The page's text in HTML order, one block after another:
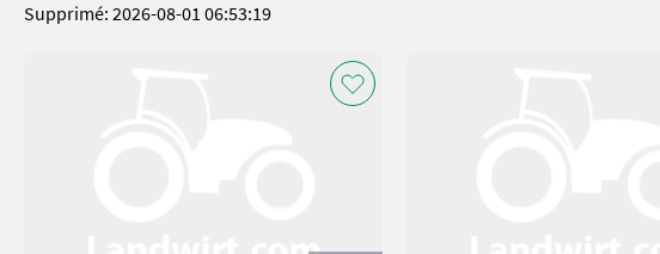
Supprimé: 2026-08-01 06:53:19